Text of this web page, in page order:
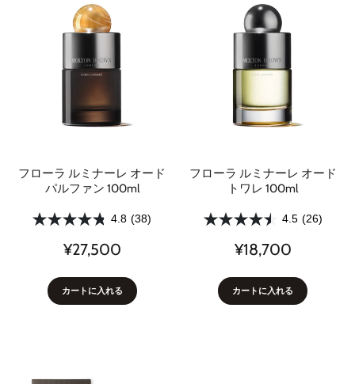
フローラ ルミナーレ オード
パルファン 100ml
4.8 (38)
¥27,500
カートに入れる
フローラ ルミナーレ オード
トワレ 100ml
4.5 (26)
¥18,700
カートに入れる